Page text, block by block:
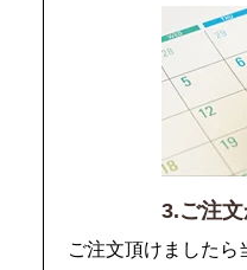
3.ご注
ご注文頂けましたら